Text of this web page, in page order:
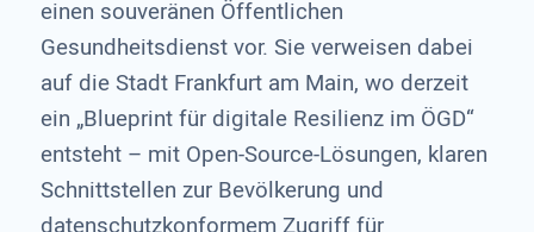
einen souveränen Öffentlichen
Gesundheitsdienst vor. Sie verweisen dabei
auf die Stadt Frankfurt am Main, wo derzeit
ein „Blueprint für digitale Resilienz im ÖGD“
entsteht – mit Open-Source-Lösungen, klaren
Schnittstellen zur Bevölkerung und